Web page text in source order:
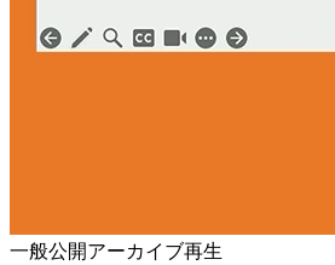
一般公開アーカイブ再生